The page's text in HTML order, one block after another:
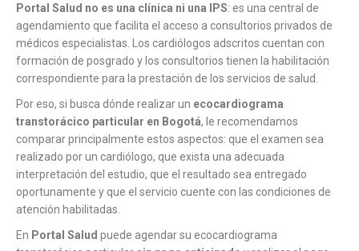
Portal Salud no es una clínica ni una IPS: es una central de
agendamiento que facilita el acceso a consultorios privados de
médicos especialistas. Los cardiólogos adscritos cuentan con
formación de posgrado y los consultorios tienen la habilitación
correspondiente para la prestación de los servicios de salud.
Por eso, si busca dónde realizar un ecocardiograma
transtorácico particular en Bogotá, le recomendamos
comparar principalmente estos aspectos: que el examen sea
realizado por un cardiólogo, que exista una adecuada
interpretación del estudio, que el resultado sea entregado
oportunamente y que el servicio cuente con las condiciones de
atención habilitadas.
En Portal Salud puede agendar su ecocardiograma